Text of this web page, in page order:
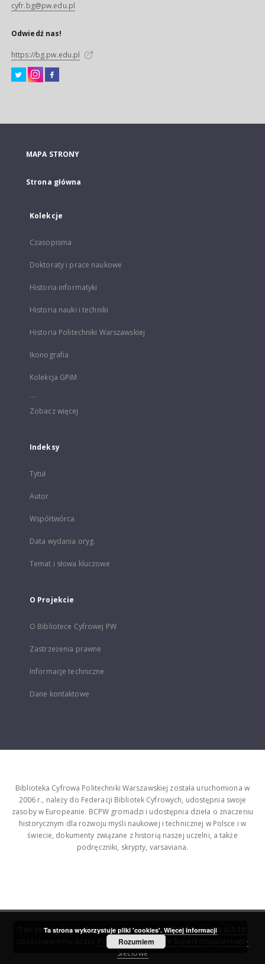
cyfr.bg@pw.edu.pl
Odwiedź nas!
https://bg.pw.edu.pl
MAPA STRONY
Strona główna
Kolekcje
Czasopisma
Doktoraty i prace naukowe
Historia informatyki
Historia nauki i techniki
Historia Politechniki Warszawskiej
Ikonografia
Kolekcja GPiM
...
Zobacz więcej
Indeksy
Tytuł
Autor
Współtwórca
Data wydania oryg.
Temat i słowa kluczowe
O Projekcie
O Bibliotece Cyfrowej PW
Zastrzeżenia prawne
Informacje techniczne
Dane kontaktowe
Biblioteka Cyfrowa Politechniki Warszawskiej została uruchomiona w
2006 r., należy do Federacji Bibliotek Cyfrowych, udostępnia swoje
zasoby w Europeanie. BCPW gromadzi i udostępnia dzieła o znaczeniu
historycznym dla rozwoju myśli naukowej i technicznej w Polsce i w
świecie, dokumenty związane z historią naszej uczelni, a także
podręczniki, skrypty, varsaviana.
Ten serwis działa dzięki oprogramowaniuDInGO dLibra 6.3.16
Poznańskie Centrum Superkomputerowo-
Sieciowe
Ta strona wykorzystuje pliki 'cookies'. Więcej informacji
Rozumiem